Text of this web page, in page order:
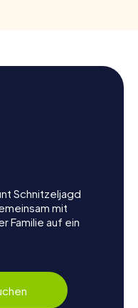
Schnitzeljagd
mit
Familie auf ein